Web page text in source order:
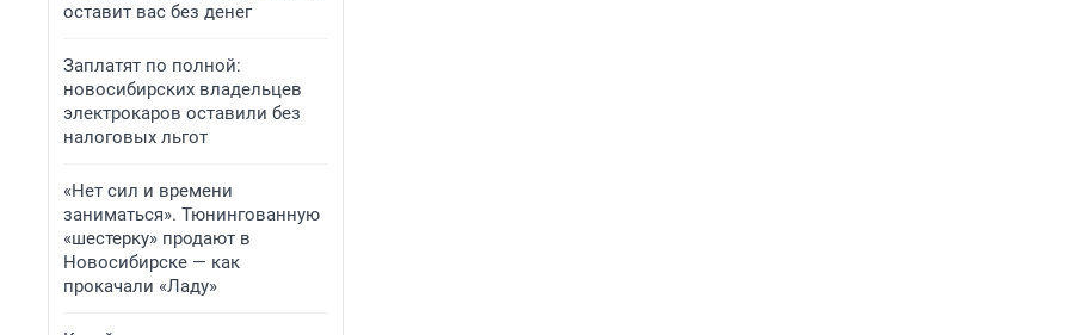
оставит вас без денег
Заплатят по полной:
новосибирских владельцев
электрокаров оставили без
налоговых льгот
«Нет сил и времени
заниматься». Тюнингованную
«шестерку» продают в
Новосибирске — как
прокачали «Ладу»